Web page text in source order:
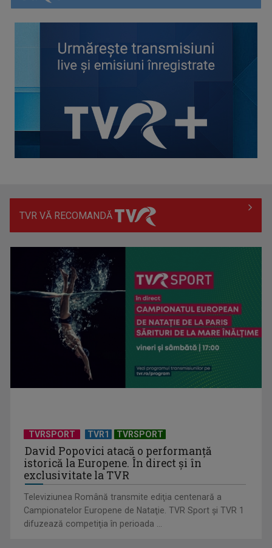
Campionatului Mondial
Universitatea Craiova își adjudecă Supercupa României în
urma loviturilor de ...
CM 2026: Franța, calificată în semifinale după 2-0 cu Maroc
TVR VĂ RECOMANDĂ
TVRSPORT TVR1 TVRSPORT
David Popovici atacă o performanţă
istorică la Europene. În direct şi în
exclusivitate la TVR
Televiziunea Română transmite ediţia centenară a
Campionatelor Europene de Nataţie. TVR Sport şi TVR 1
difuzează competiţia în perioada ...